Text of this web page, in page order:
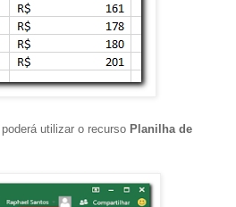
utilizar o recurso Planilha de